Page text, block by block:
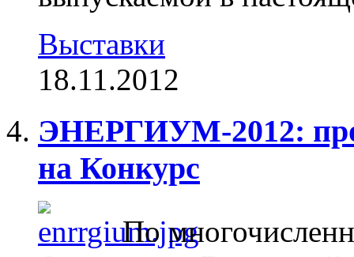
Выставки
18.11.2012
ЭНЕРГИУМ-2012:
на Конкурс
По